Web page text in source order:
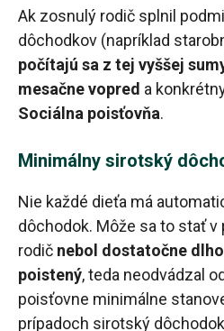
Ak zosnulý rodič splnil
dôchodkov (napríklad
počítajú sa z tej vyššej
mesačne vopred a
Sociálna poisťovňa.
Minimálny sirotský
Nie každé dieťa má
dôchodok. Môže sa to stať v
rodič nebol dostatočne
poistený, teda neodvádzal
poisťovne minimálne
prípadoch sirotský